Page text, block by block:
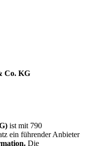
Co. KG
ist mit 790
ein führender Anbieter
Die